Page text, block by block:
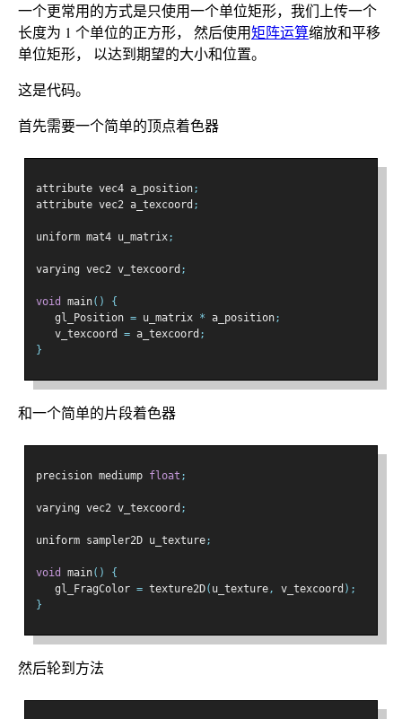
一个更常用的方式是只使用一个单位矩形，我们上传一个
长度为 1 个单位的正方形， 然后使用矩阵运算缩放和平移
单位矩形， 以达到期望的大小和位置。
这是代码。
首先需要一个简单的顶点着色器
attribute vec4 a_position;
attribute vec2 a_texcoord ;
uniform mat4 u_matrix;
varying vec2 v_texcoord ;
void main()
{
   gl_Position
= u_matrix * a_position;
   v_texcoord
= a_texcoord ;
}
和一个简单的片段着色器
precision mediump float ;
varying vec2 v_texcoord ;
uniform sampler2D u_texture;
void main()
{
   gl_FragColor
= texture2D( u_texture, v_texcoord );
}
然后轮到方法